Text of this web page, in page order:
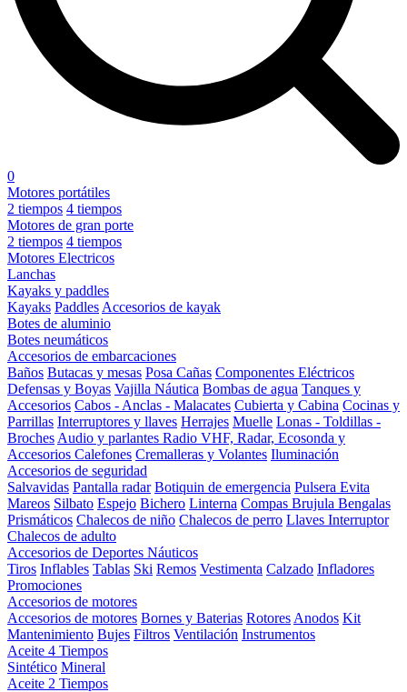
0
Motores portátiles
2 tiempos 4 tiempos
Motores de gran porte
2 tiempos 4 tiempos
Motores Electricos
Lanchas
Kayaks y paddles
Kayaks Paddles Accesorios de kayak
Botes de aluminio
Botes neumáticos
Accesorios de embarcaciones
Baños Butacas y mesas Posa Cañas Componentes Eléctricos
Defensas y Boyas Vajilla Náutica Bombas de agua Tanques y
Accesorios Cabos - Anclas - Malacates Cubierta y Cabina Cocinas y
Parrillas Interruptores y llaves Herrajes Muelle Lonas - Toldillas -
Broches Audio y parlantes Radio VHF, Radar, Ecosonda y
Accesorios Calefones Cremalleras y Volantes Iluminación
Accesorios de seguridad
Salvavidas Pantalla radar Botiquin de emergencia Pulsera Evita
Mareos Silbato Espejo Bichero Linterna Compas Brujula Bengalas
Prismáticos Chalecos de niño Chalecos de perro Llaves Interruptor
Chalecos de adulto
Accesorios de Deportes Náuticos
Tiros Inflables Tablas Ski Remos Vestimenta Calzado Infladores
Promociones
Accesorios de motores
Accesorios de motores Bornes y Baterias Rotores Anodos Kit
Mantenimiento Bujes Filtros Ventilación Instrumentos
Aceite 4 Tiempos
Sintético Mineral
Aceite 2 Tiempos